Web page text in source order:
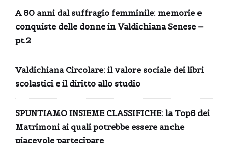
A 80 anni dal suffragio femminile: memorie e
conquiste delle donne in Valdichiana Senese –
pt.2
Valdichiana Circolare: il valore sociale dei libri
scolastici e il diritto allo studio
SPUNTIAMO INSIEME CLASSIFICHE: la Top6 dei
Matrimoni ai quali potrebbe essere anche
piacevole partecipare